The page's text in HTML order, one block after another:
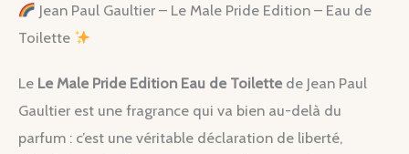
Male
Pride
Jean Paul Gaultier – Le Male Pride Edition – Eau de
Toilette
Le Le Male Pride Edition Eau de Toilette de Jean Paul
Gaultier est une fragrance qui va bien au-delà du
parfum : c’est une véritable déclaration de liberté,